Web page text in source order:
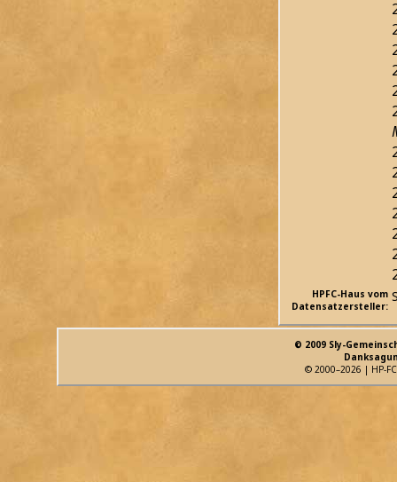
HPFC-Haus vom
Datensatzersteller:
© 2009 Sly-
© 2000–2026 | HP-